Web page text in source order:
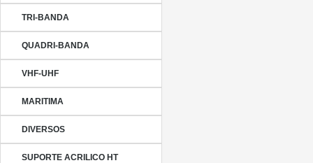
TRI-BANDA
QUADRI-BANDA
VHF-UHF
MARITIMA
DIVERSOS
SUPORTE ACRILICO HT